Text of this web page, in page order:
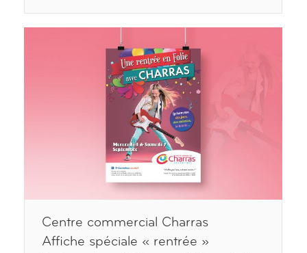
Centre commercial Charras
Affiche spéciale « rentrée »